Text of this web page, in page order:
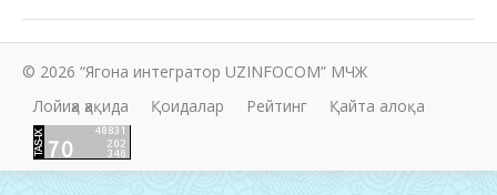
© 2026 “Ягона интегратор UZINFOCOM” МЧЖ
Лойиҳа ҳақида
Қоидалар Рейтинг Қайта алоқа